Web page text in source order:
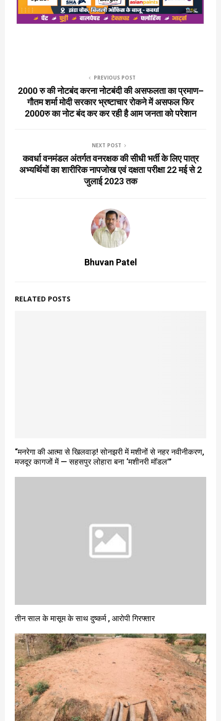
PREVIOUS POST
2000 रु की नोटबंद करना नोटबंदी की असफलता का प्रमाण–
गौतम शर्मा मोदी सरकार भ्रष्टाचार रोकने में असफल फिर
2000रु का नोट बंद कर कर रही है आम जनता को परेशान
NEXT POST
कवर्धा वनमंडल अंतर्गत वनरक्षक की सीधी भर्ती के लिए पात्र
अभ्यर्थियों का शारीरिक नापजोख एवं दक्षता परीक्षा 22 मई से 2
जुलाई 2023 तक
Bhuvan Patel
RELATED POSTS
“मनरेगा की आत्मा से खिलवाड़! सोनझरी में मशीनों से नहर नवीनीकरण,
मजदूर कागजों में — सहसपुर लोहारा बना ‘मशीनरी मॉडल’”
तीन साल के मासूम के साथ दुष्कर्म , आरोपी गिरफ्तार